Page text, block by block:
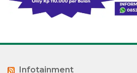
Infotainment